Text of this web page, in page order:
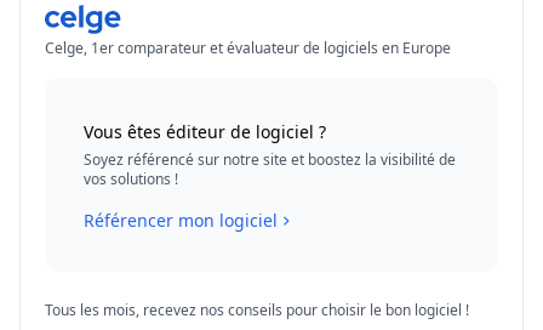
Celge, 1er comparateur et évaluateur de logiciels en Europe
Vous êtes éditeur de logiciel ?
Soyez référencé sur notre site et boostez la visibilité de
vos solutions !
Référencer mon logiciel
Tous les mois, recevez nos conseils pour choisir le bon logiciel !